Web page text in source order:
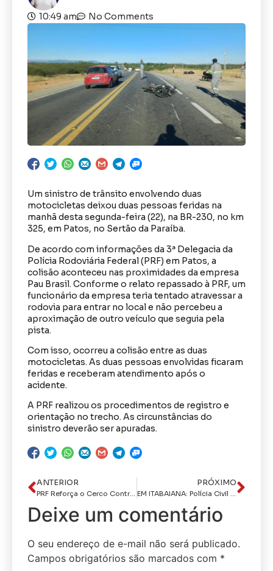
10:49 am No Comments
Um sinistro de trânsito envolvendo duas
motocicletas deixou duas pessoas feridas na
manhã desta segunda-feira (22), na BR-230, no km
325, em Patos, no Sertão da Paraíba.
De acordo com informações da 3ª Delegacia da
Polícia Rodoviária Federal (PRF) em Patos, a
colisão aconteceu nas proximidades da empresa
Pau Brasil. Conforme o relato repassado à PRF, um
funcionário da empresa teria tentado atravessar a
rodovia para entrar no local e não percebeu a
aproximação de outro veículo que seguia pela
pista.
Com isso, ocorreu a colisão entre as duas
motocicletas. As duas pessoas envolvidas ficaram
feridas e receberam atendimento após o
acidente.
A PRF realizou os procedimentos de registro e
orientação no trecho. As circunstâncias do
sinistro deverão ser apuradas.
ANTERIOR
PRF Reforça o Cerco Contra Fraudes Veiculares e Tira Três Veículos Irregulares de Circulação no Agreste
PRÓXIMO
EM ITABAIANA: Polícia Civil prende investigado por tentativa de homicídio e realiza buscas em celas de penitenciária
Deixe um comentário
O seu endereço de e-mail não será publicado.
Campos obrigatórios são marcados com *